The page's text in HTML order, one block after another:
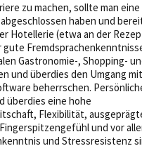
zu machen, sollte man eine
haben und
Hotellerie (etwa an der
Gastronomie-, Shopping-
und überdies den Umgang mit
beherrschen.
überdies eine hohe
Flexibilität,
und vor
und Stressresistenz